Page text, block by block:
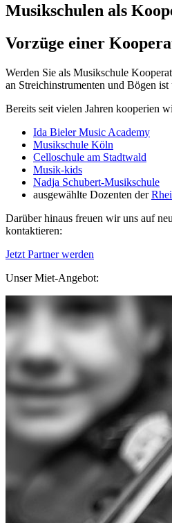
Musikschulen als
Vorzüge einer
Werden Sie als Musikschule
an Streichinstrumenten und Bögen
Bereits seit vielen Jahren kooperien
Ida Bieler Music Academy
Musikschule Köln
Celloschule am Stadtwald
Musik-kids
Nadja Schubert-Musikschule
ausgewählte Dozenten der
Darüber hinaus freuen wir uns auf
kontaktieren:
Jetzt Partner werden
Unser Miet-Angebot: